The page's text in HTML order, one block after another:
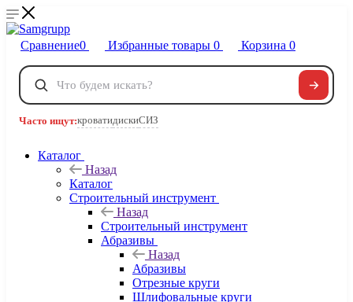
Сравнение0 Избранные товары 0 Корзина 0
Телефоны
8 800 222-40-09
Часто ищут:кроватидискиСИЗ
Каталог
Назад
Каталог
Строительный инструмент
Назад
Строительный инструмент
Абразивы
Назад
Абразивы
Отрезные круги
Шлифовальные круги